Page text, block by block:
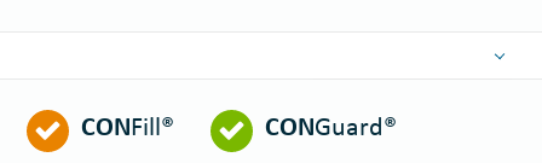
ENGLISH
CONFill® CONGuard®